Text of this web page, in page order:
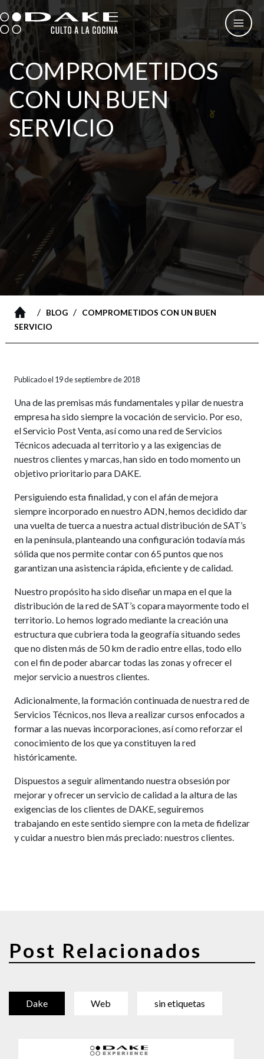
al
contenido
COMPROMETIDOS
CON UN BUEN
SERVICIO
/ BLOG/
COMPROMETIDOS CON UN BUEN
SERVICIO
Publicado el 19 de septiembre de 2018
Una de las premisas más fundamentales y pilar de nuestra
empresa ha sido siempre la vocación de servicio. Por eso,
el Servicio Post Venta, así como una red de Servicios
Técnicos adecuada al territorio y a las exigencias de
nuestros clientes y marcas, han sido en todo momento un
objetivo prioritario para DAKE.
Persiguiendo esta finalidad, y con el afán de mejora
siempre incorporado en nuestro ADN, hemos decidido dar
una vuelta de tuerca a nuestra actual distribución de SAT’s
en la península, planteando una configuración todavía más
sólida que nos permite contar con 65 puntos que nos
garantizan una asistencia rápida, eficiente y de calidad.
Nuestro propósito ha sido diseñar un mapa en el que la
distribución de la red de SAT’s copara mayormente todo el
territorio. Lo hemos logrado mediante la creación una
estructura que cubriera toda la geografía situando sedes
que no disten más de 50 km de radio entre ellas, todo ello
con el fin de poder abarcar todas las zonas y ofrecer el
mejor servicio a nuestros clientes.
Adicionalmente, la formación continuada de nuestra red de
Servicios Técnicos, nos lleva a realizar cursos enfocados a
formar a las nuevas incorporaciones, así como reforzar el
conocimiento de los que ya constituyen la red
históricamente.
Dispuestos a seguir alimentando nuestra obsesión por
mejorar y ofrecer un servicio de calidad a la altura de las
exigencias de los clientes de DAKE, seguiremos
trabajando en este sentido siempre con la meta de fidelizar
y cuidar a nuestro bien más preciado: nuestros clientes.
Post Relacionados
Dake Web sin etiquetas